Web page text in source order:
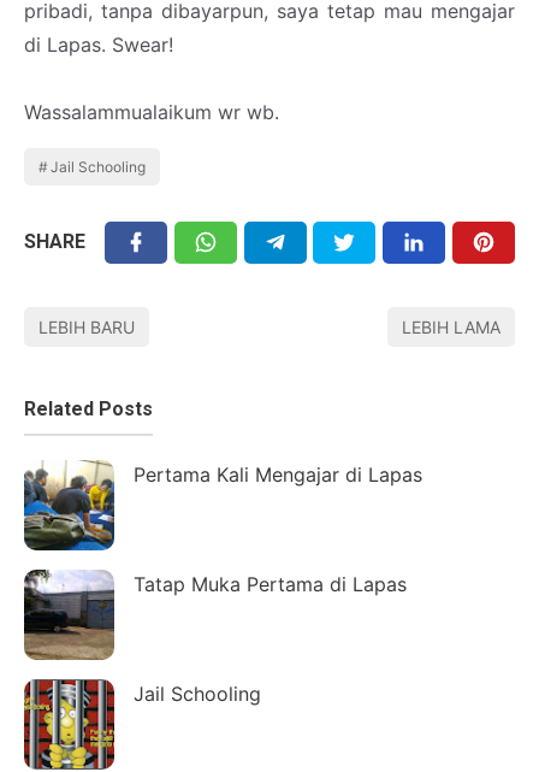
pribadi, tanpa dibayarpun, saya tetap mau mengajar
di Lapas. Swear!
Wassalammualaikum wr wb.
Jail Schooling
SHARE
LEBIH BARU LEBIH LAMA
Related Posts
Pertama Kali Mengajar di Lapas
Tatap Muka Pertama di Lapas
Jail Schooling